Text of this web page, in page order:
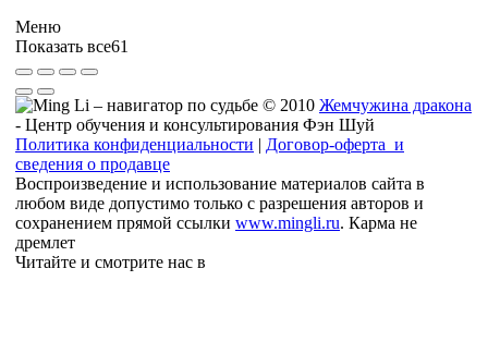
Меню
Показать все61
© 2010 Жемчужина дракона
- Центр обучения и консультирования Фэн Шуй
Политика конфиденциальности | Договор-оферта и
сведения о продавце
Воспроизведение и использование материалов сайта в
любом виде допустимо только с разрешения авторов и
сохранением прямой ссылки www.mingli.ru. Карма не
дремлет
Читайте и смотрите нас в